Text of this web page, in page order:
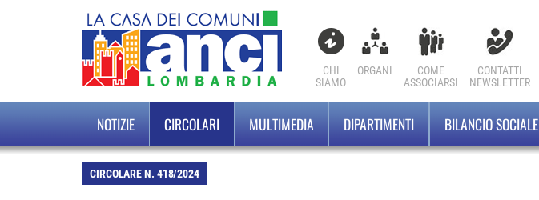
CHI
SIAMO
ORGANI
COME
ASSOCIARSI
CONTATTI
NEWSLETTER
NOTIZIE CIRCOLARI MULTIMEDIA DIPARTIMENTI BILANCIO SOCIALE
CIRCOLARE N. 418/2024